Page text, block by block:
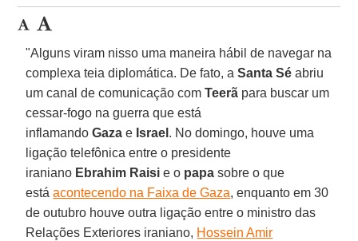
"Alguns viram nisso uma maneira hábil de navegar na
complexa teia diplomática. De fato, aSanta Sé abriu
um canal de comunicação comTeerã para buscar um
cessar-fogo na guerra que está
inflamandoGaza e Israel . No domingo, houve uma
ligação telefônica entre o presidente
iraniano Ebrahim Raisi e o papa sobre o que
estáacontecendo na Faixa de Gaza, enquanto em 30
de outubro houve outra ligação entre o ministro das
Relações Exteriores iraniano, Hossein Amir